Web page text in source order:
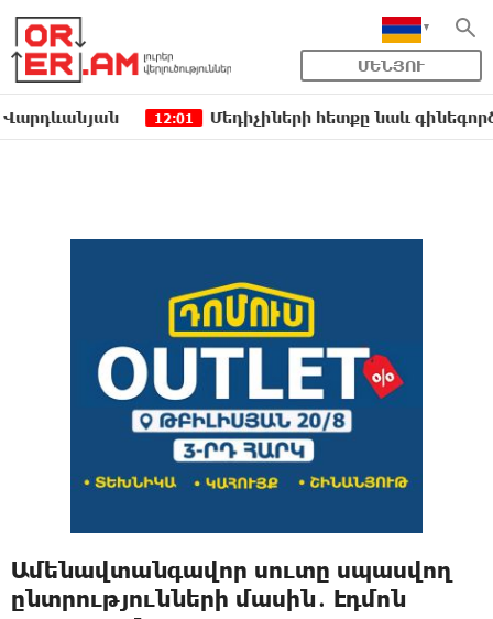
ՄԵՆՅՈՒ
12:01 Մեդիչիների հետքը նաև
Ամենավտանգավոր սուտը սպասվող
ընտրությունների մասին․ Էդմոն